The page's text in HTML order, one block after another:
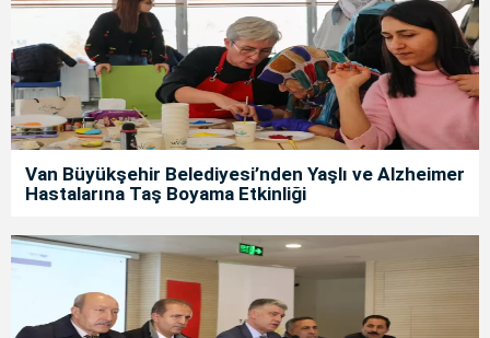
Van Büyükşehir Belediyesi’nden Yaşlı ve Alzheimer
Hastalarına Taş Boyama Etkinliği